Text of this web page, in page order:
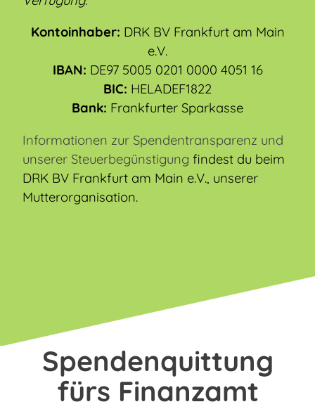
Kontoinhaber: DRK BV Frankfurt am Main
e.V.
IBAN: DE97 5005 0201 0000 4051 16
BIC: HELADEF1822
Bank: Frankfurter Sparkasse
Informationen zur Spendentransparenz und
unserer Steuerbegünstigung findest du beim
DRK BV Frankfurt am Main e.V., unserer
Mutterorganisation.
Spendenquittung
fürs Finanzamt